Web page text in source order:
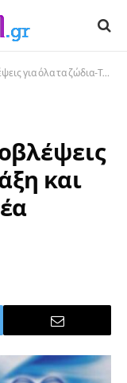
και οργάνωση σε μια νέα κατάσταση…
και